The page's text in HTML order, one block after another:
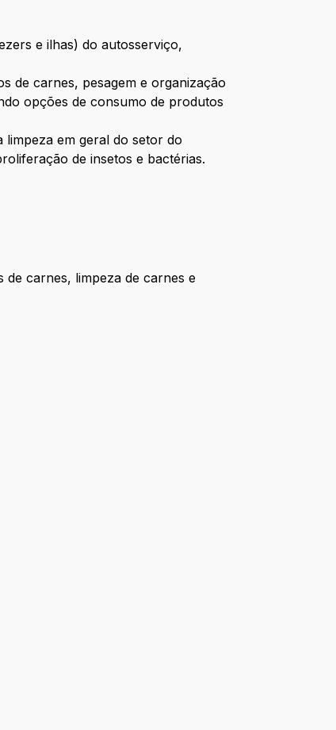
e ilhas) do autosserviço,
de carnes, pesagem e organização
opções de consumo de produtos
limpeza em geral do setor do
de insetos e bactérias.
carnes, limpeza de carnes e